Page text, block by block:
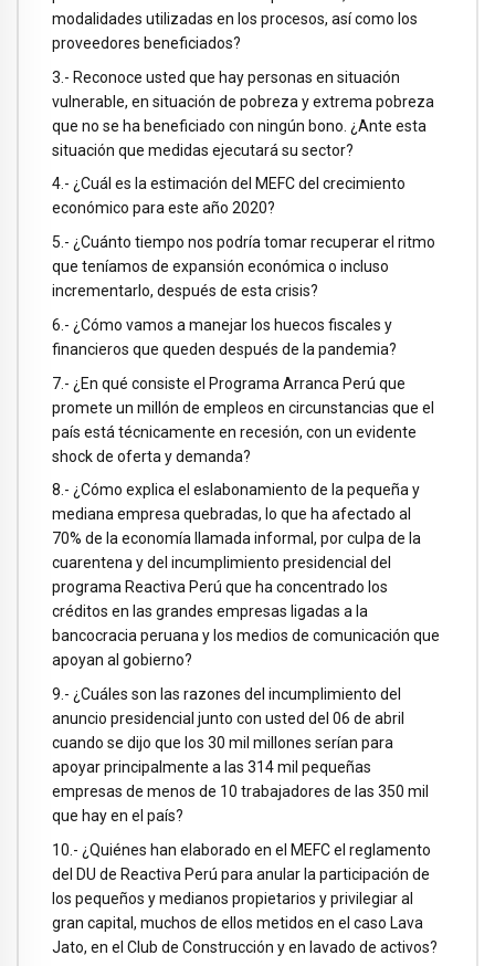
modalidades utilizadas en los procesos, así como los
proveedores beneficiados?
3.- Reconoce usted que hay personas en situación
vulnerable, en situación de pobreza y extrema pobreza
que no se ha beneficiado con ningún bono. ¿Ante esta
situación que medidas ejecutará su sector?
4.- ¿Cuál es la estimación del MEFC del crecimiento
económico para este año 2020?
5.- ¿Cuánto tiempo nos podría tomar recuperar el ritmo
que teníamos de expansión económica o incluso
incrementarlo, después de esta crisis?
6.- ¿Cómo vamos a manejar los huecos fiscales y
financieros que queden después de la pandemia?
7.- ¿En qué consiste el Programa Arranca Perú que
promete un millón de empleos en circunstancias que el
país está técnicamente en recesión, con un evidente
shock de oferta y demanda?
8.- ¿Cómo explica el eslabonamiento de la pequeña y
mediana empresa quebradas, lo que ha afectado al
70% de la economía llamada informal, por culpa de la
cuarentena y del incumplimiento presidencial del
programa Reactiva Perú que ha concentrado los
créditos en las grandes empresas ligadas a la
bancocracia peruana y los medios de comunicación que
apoyan al gobierno?
9.- ¿Cuáles son las razones del incumplimiento del
anuncio presidencial junto con usted del 06 de abril
cuando se dijo que los 30 mil millones serían para
apoyar principalmente a las 314 mil pequeñas
empresas de menos de 10 trabajadores de las 350 mil
que hay en el país?
10.- ¿Quiénes han elaborado en el MEFC el reglamento
del DU de Reactiva Perú para anular la participación de
los pequeños y medianos propietarios y privilegiar al
gran capital, muchos de ellos metidos en el caso Lava
Jato, en el Club de Construcción y en lavado de activos?